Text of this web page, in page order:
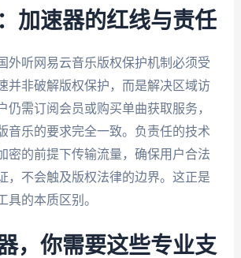
加速器的红线与责任
外听网易云音乐版权保护机制必须受
并非破解版权保护，而是解决区域访
仍需订阅会员或购买单曲获取服务，
音乐的要求完全一致。负责任的技术
密的前提下传输流量，确保用户合法
，不会触及版权法律的边界。这正是
具的本质区别。
，你需要这些专业支